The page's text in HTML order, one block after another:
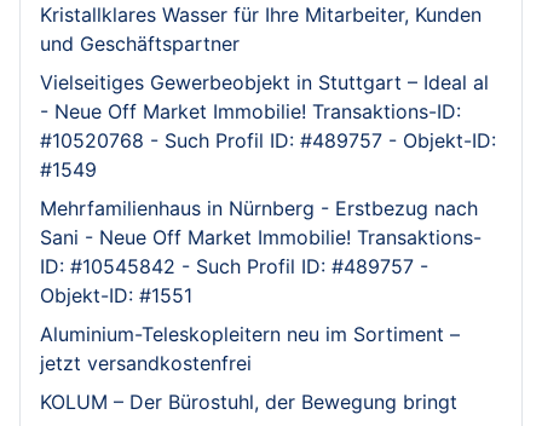
Kristallklares Wasser für Ihre Mitarbeiter, Kunden
und Geschäftspartner
Vielseitiges Gewerbeobjekt in Stuttgart – Ideal al
- Neue Off Market Immobilie! Transaktions-ID:
#10520768 - Such Profil ID: #489757 - Objekt-ID:
#1549
Mehrfamilienhaus in Nürnberg - Erstbezug nach
Sani - Neue Off Market Immobilie! Transaktions-
ID: #10545842 - Such Profil ID: #489757 -
Objekt-ID: #1551
Aluminium-Teleskopleitern neu im Sortiment –
jetzt versandkostenfrei
KOLUM – Der Bürostuhl, der Bewegung bringt